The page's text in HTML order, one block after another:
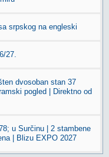
srpskog na engleski
27.
dvosoban stan 37
pogled | Direktno od
u Surčinu | 2 stambene
| Blizu EXPO 2027